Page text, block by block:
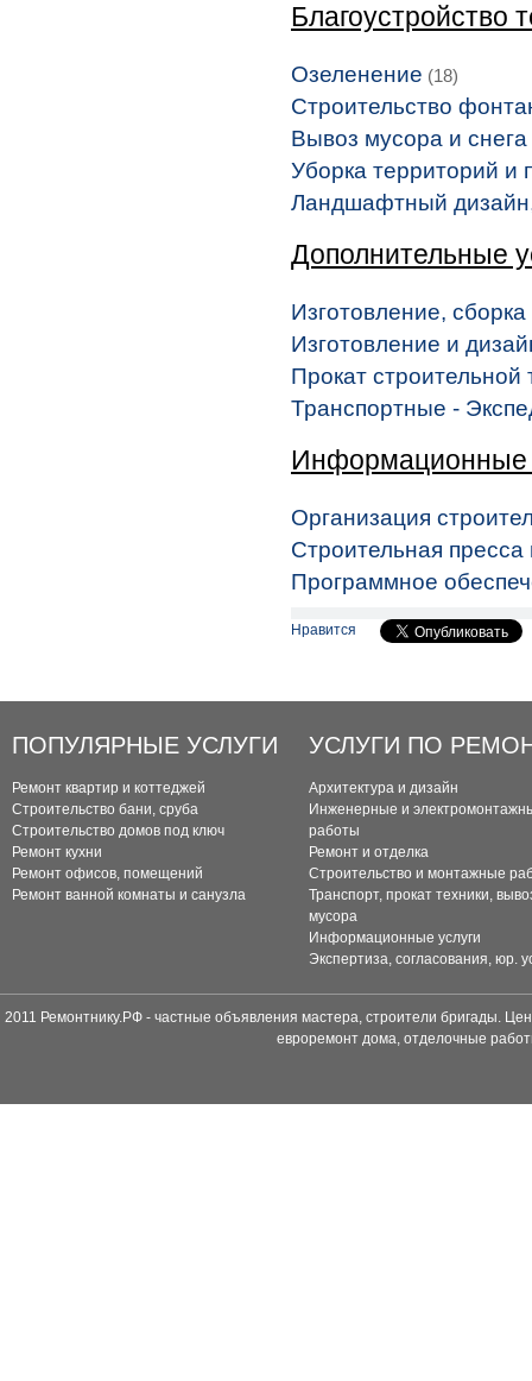
Благоустройство
Озеленение (18)
Строительство
Вывоз мусора и снега
Уборка территорий и
Ландшафтный дизайн,
Дополнительные
Изготовление,
Изготовление и
Прокат строительной
Транспортные -
Информационные
Организация
Строительная пресса
Программное
Нравится
ПОПУЛЯРНЫЕ УСЛУГИ
Ремонт квартир и коттеджей
Строительство бани, сруба
Строительство домов под ключ
Ремонт кухни
Ремонт офисов, помещений
Ремонт ванной комнаты и санузла
УСЛУГИ ПО
Архитектура и дизайн
Инженерные и
работы
Ремонт и отделка
Строительство и монтажные
Транспорт, прокат техники,
мусора
Информационные услуги
Экспертиза, согласования, юр.
2011 Ремонтнику.РФ - частные объявления мастера, строители бригады.
евроремонт дома, отделочные